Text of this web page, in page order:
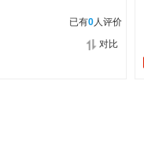
已有0人评价
对比